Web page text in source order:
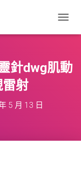
O
L
E
針dwg肌動
射
5 月 13 日